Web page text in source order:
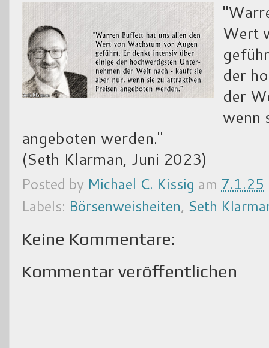
Wert
der
der
wenn
angeboten werden."
(Seth Klarman, Juni 2023)
Posted by Michael C. Kissig am 7.1.25
Labels: Börsenweisheiten, Seth
Keine Kommentare:
Kommentar veröffentlichen